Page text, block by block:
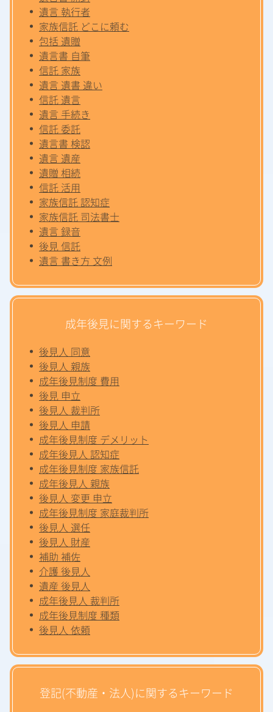
遺言 執行者
家族信託 どこに頼む
包括 遺贈
遺言書 自筆
信託 家族
遺言 遺書 違い
信託 遺言
遺言 手続き
信託 委託
遺言書 検認
遺言 遺産
遺贈 相続
信託 活用
家族信託 認知症
家族信託 司法書士
遺言 録音
後見 信託
遺言 書き方 文例
成年後見に関するキーワード
後見人 同意
後見人 親族
成年後見制度 費用
後見 申立
後見人 裁判所
後見人 申請
成年後見制度 デメリット
成年後見人 認知症
成年後見制度 家族信託
成年後見人 親族
後見人 変更 申立
成年後見制度 家庭裁判所
後見人 選任
後見人 財産
補助 補佐
介護 後見人
遺産 後見人
成年後見人 裁判所
成年後見制度 種類
後見人 依頼
登記(不動産・法人)に関するキーワード